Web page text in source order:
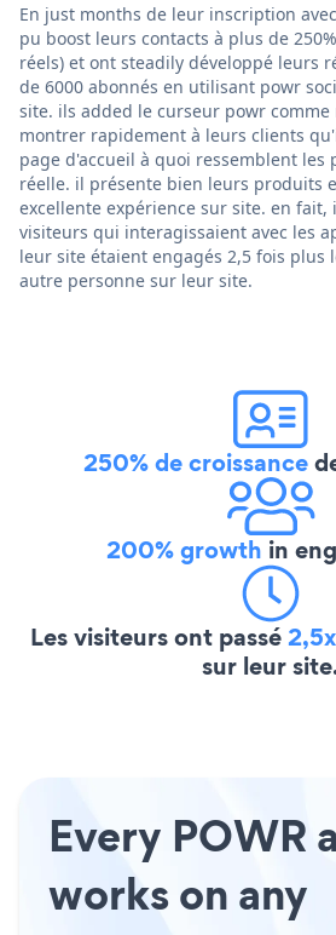
En just months de leur inscription
pu boost leurs contacts à plus de
réels) et ont steadily développé leurs
de 6000 abonnés en utilisant powr
site. ils added le curseur powr comme
montrer rapidement à leurs clients
page d'accueil à quoi ressemblent les
réelle. il présente bien leurs produits
excellente expérience sur site. en fait,
visiteurs qui interagissaient avec les
leur site étaient engagés 2,5 fois plus
autre personne sur leur site.
250% de croissance
200% growth in
Les visiteurs ont passé
sur leur
Every POWR
works on any